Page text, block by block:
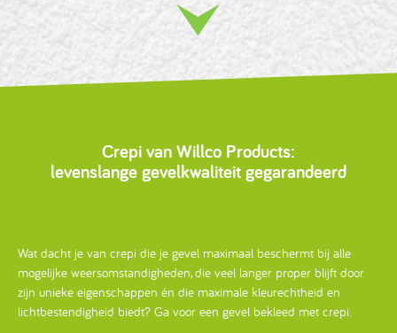
Crepi van Willco Products:
levenslange gevelkwaliteit gegarandeerd
Wat dacht je van crepi die je gevel maximaal beschermt bij alle
mogelijke weersomstandigheden, die veel langer proper blijft door
zijn unieke eigenschappen én die maximale kleurechtheid en
lichtbestendigheid biedt? Ga voor een gevel bekleed met crepi.